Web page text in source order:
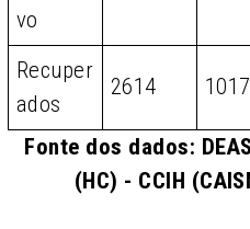
vo
Recuper
ados
2614
Fonte dos dados:
(HC) - CCIH